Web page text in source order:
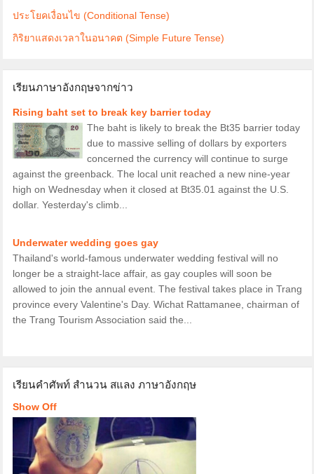
ประโยคเงื่อนไข (Conditional Tense)
กิริยาแสดงเวลาในอนาคต (Simple Future Tense)
เรียนภาษาอังกฤษจากข่าว
Rising baht set to break key barrier today
The baht is likely to break the Bt35 barrier today
due to massive selling of dollars by exporters
concerned the currency will continue to surge
against the greenback. The local unit reached a new nine-year
high on Wednesday when it closed at Bt35.01 against the U.S.
dollar. Yesterday's climb...
Underwater wedding goes gay
Thailand's world-famous underwater wedding festival will no
longer be a straight-lace affair, as gay couples will soon be
allowed to join the annual event. The festival takes place in Trang
province every Valentine's Day. Wichat Rattamanee, chairman of
the Trang Tourism Association said the...
เรียนคำศัพท์ สำนวน สแลง ภาษาอังกฤษ
Show Off